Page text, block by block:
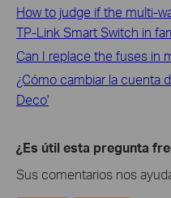
How to judge if the multi-
TP-Link Smart Switch in
Can I replace the fuses in
¿Cómo cambiar la cuenta
Deco'
¿Es útil esta pregunta
Sus comentarios nos